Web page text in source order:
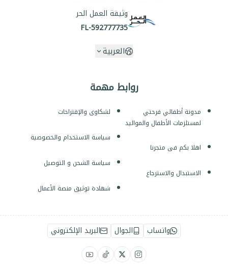
روابط مهمة
مدونة أطفالي فرحتي
لمستلزمات الأطفال والمواليد
اهلا بكم فى متجرنا
الاستبدال والاسترجاع
لشكاوى والإقتراحات
سياسة الاستخدام والخصوصية
سياسة الشحن و التوصيل
شهادة توثيق منصة الأعمال
وثيقة العمل الحر
FL-592777735
العربية
واتساب الجوال البريد الإلكتروني